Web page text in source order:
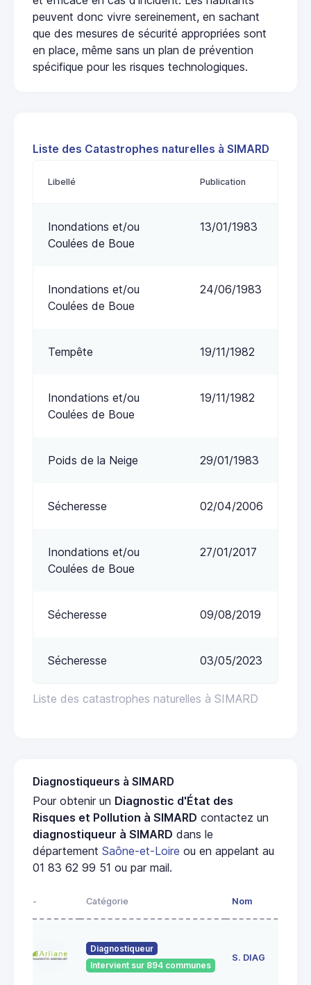
peuvent donc vivre sereinement, en sachant
que des mesures de sécurité appropriées sont
en place, même sans un plan de prévention
spécifique pour les risques technologiques.
Liste des Catastrophes naturelles à SIMARD
Liste des catastrophes naturelles à SIMARD
Libellé Publication
Inondations et/ou
Coulées de Boue
13/01/1983
Inondations et/ou
Coulées de Boue
24/06/1983
Tempête 19/11/1982
Inondations et/ou
Coulées de Boue
19/11/1982
Poids de la Neige 29/01/1983
Sécheresse 02/04/2006
Inondations et/ou
Coulées de Boue
27/01/2017
Sécheresse 09/08/2019
Sécheresse 03/05/2023
Diagnostiqueurs à SIMARD
Pour obtenir un Diagnostic d'État des
Risques et Pollution à SIMARD contactez un
diagnostiqueur à SIMARD dans le
département Saône-et-Loire ou en appelant au
01 83 62 99 51 ou par mail.
- Catégorie Nom
Diagnostiqueur
Intervient sur 894 communes
S. DIAG